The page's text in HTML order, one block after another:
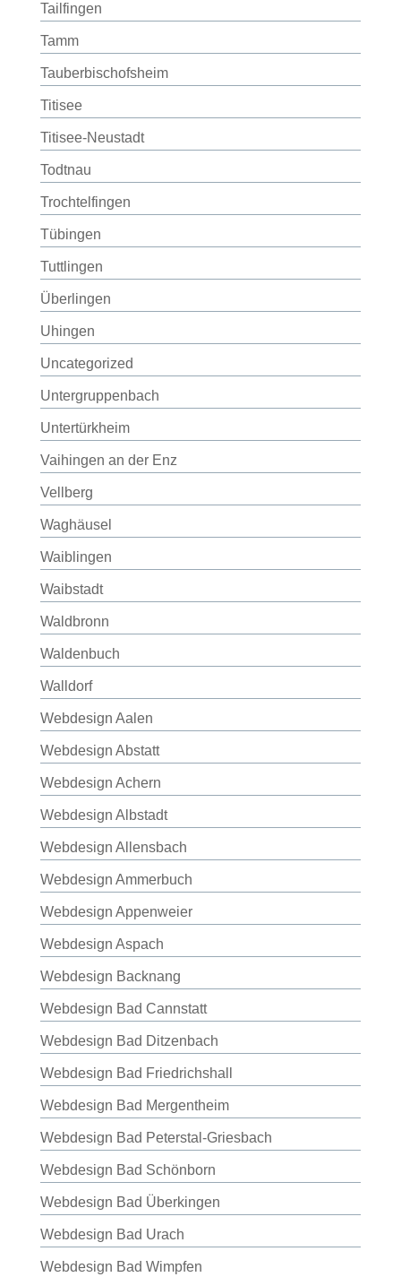
Tailfingen
Tamm
Tauberbischofsheim
Titisee
Titisee-Neustadt
Todtnau
Trochtelfingen
Tübingen
Tuttlingen
Überlingen
Uhingen
Uncategorized
Untergruppenbach
Untertürkheim
Vaihingen an der Enz
Vellberg
Waghäusel
Waiblingen
Waibstadt
Waldbronn
Waldenbuch
Walldorf
Webdesign Aalen
Webdesign Abstatt
Webdesign Achern
Webdesign Albstadt
Webdesign Allensbach
Webdesign Ammerbuch
Webdesign Appenweier
Webdesign Aspach
Webdesign Backnang
Webdesign Bad Cannstatt
Webdesign Bad Ditzenbach
Webdesign Bad Friedrichshall
Webdesign Bad Mergentheim
Webdesign Bad Peterstal-Griesbach
Webdesign Bad Schönborn
Webdesign Bad Überkingen
Webdesign Bad Urach
Webdesign Bad Wimpfen